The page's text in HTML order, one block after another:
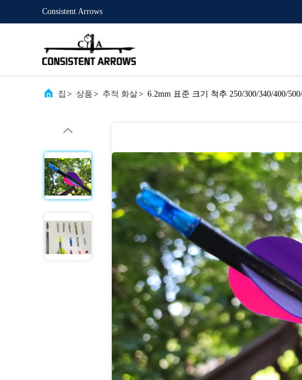
Consistent Arrows
집 > 상품 > 추적 화살> 6.2mm 표준 크기 척추 250/300/340/400/